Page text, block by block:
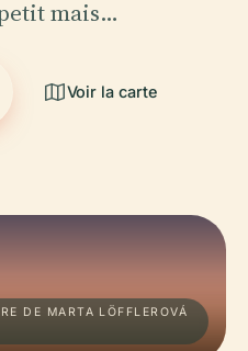
mais…
Voir la carte
DE MARTA LÖFFLEROVÁ